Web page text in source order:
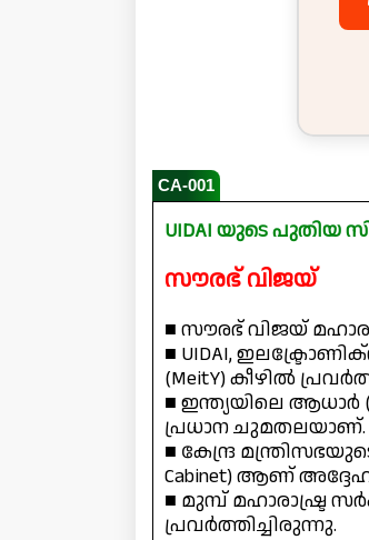
CA-001
UIDAI യുടെ പുതിയ
സൗരഭ് വിജയ്
■ സൗരഭ് വിജയ്
■ UIDAI,
(MeitY) കീഴിൽ
■ ഇന്ത്യയിലെ ആധാർ
പ്രധാന ചുമതലയാണ്.
■ കേന്ദ്ര
Cabinet) ആണ്
■ മുമ്പ് മഹാരാഷ്ട്ര
പ്രവർത്തിച്ചിരുന്നു.